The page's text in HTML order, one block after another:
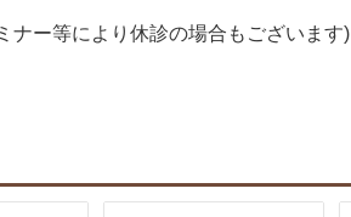
ナー等により休診の場合もございます)